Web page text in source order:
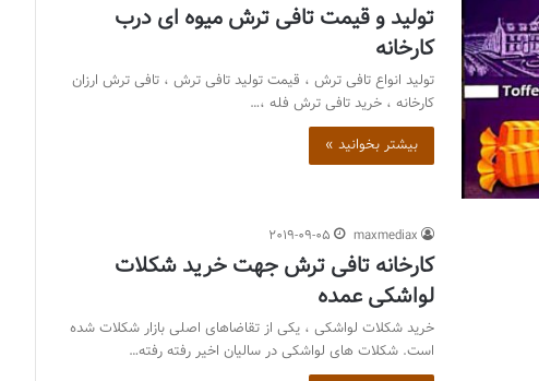
تولید و قیمت تافی ترش میوه ای درب
کارخانه
تولید انواع تافی ترش ، قیمت تولید تافی ترش ، تافی ترش ارزان
کارخانه ، خرید تافی ترش فله ،…
بیشتر بخوانید »
maxmediax
2019-09-05
کارخانه تافی ترش جهت خرید شکلات
لواشکی عمده
خرید شکلات لواشکی ، یکی از تقاضاهای اصلی بازار شکلات شده
است. شکلات های لواشکی در سالیان اخیر رفته رفته…